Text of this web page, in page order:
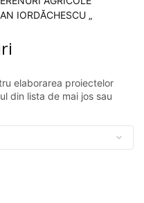
IORDĂCHESCU „
elaborarea proiectelor
din lista de mai jos sau